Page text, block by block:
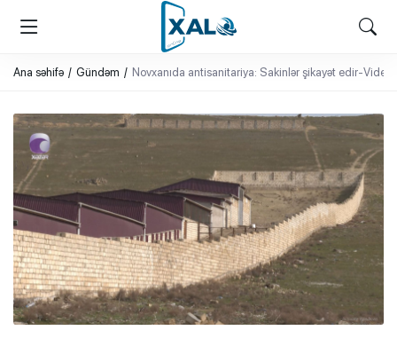
XALQ.ONLINE
ONLAYN PLATFORMA
Ana səhifə Gündəm Novxanıda antisanitariya: Sakinlər şikayət edir-Video